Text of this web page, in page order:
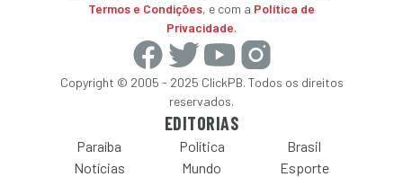
Termos e Condições, e com a Política de
Privacidade.
Copyright © 2005 - 2025 ClickPB. Todos os direitos
reservados.
EDITORIAS
Paraíba Política
Brasil
Notícias
Mundo Esporte